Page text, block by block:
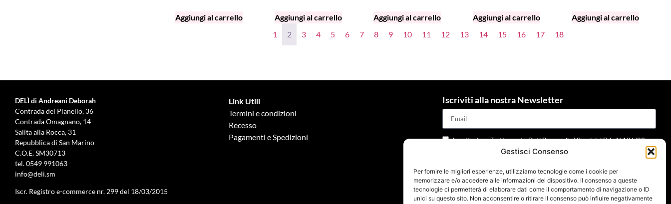
Gestisci Consenso
Per fornire le migliori esperienze, utilizziamo tecnologie come i cookie per
memorizzare e/o accedere alle informazioni del dispositivo. Il consenso a queste
tecnologie ci permetterà di elaborare dati come il comportamento di navigazione o ID
unici su questo sito. Non acconsentire o ritirare il consenso può influire negativamente
DKNY
Dolce&Gabbana
Dsquared
Edifice
Elie Saab
Elizabeth Arden
Ermanno Scervino
Aggiungi al carrello Aggiungi al carrello Aggiungi al carrello Aggiungi al carrello
Aggiungi al carrello
1
2 3 4 5 6 7 8 9 10 11 12 13 14 15 16 17 18
DELÌ di Andreani Deborah
Contrada del Pianello, 36
Contrada Omagnano, 14
Salita alla Rocca, 31
Repubblica di San Marino
C.O.E. SM30713
tel.0549 991063
info@deli.sm
Iscr. Registro e-commerce nr. 299 del 18/03/2015
Link Utili
Termini e condizioni
Recesso
Pagamenti e Spedizioni
Iscriviti alla nostra Newsletter
Accettazione Trattamento Dati Personali ai Sensi del D.L. N.196/03 e
Gdpr 679/2016 e della normativa applicabile
Invia